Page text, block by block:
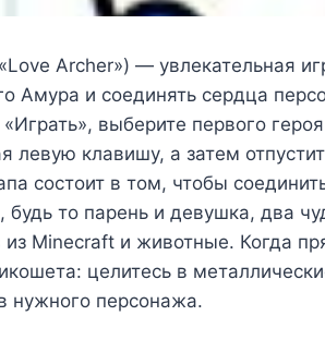
Archer») — увлекательная
Амура и соединять сердца
выберите первого
клавишу, а затем
состоит в том, чтобы
будь то парень и девушка, два
Minecraft и животные. Когда
целитесь в
нужного персонажа.